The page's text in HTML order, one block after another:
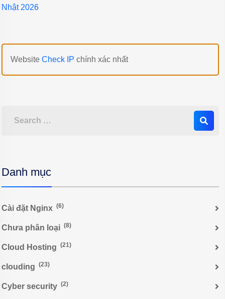
Nhật 2026
Website Check IP chính xác nhất
Danh mục
Cài đặt Nginx (6)
Chưa phân loại (8)
Cloud Hosting (21)
clouding (23)
Cyber security (2)